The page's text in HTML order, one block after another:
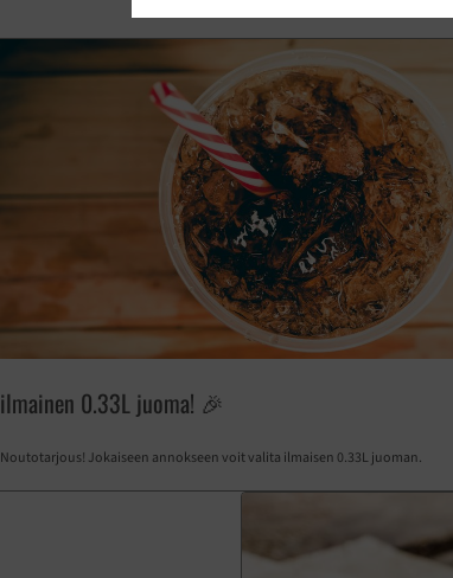
ilmainen 0.33L juoma! 🎉
Noutotarjous! Jokaiseen annokseen voit valita ilmaisen 0.33L juoman.